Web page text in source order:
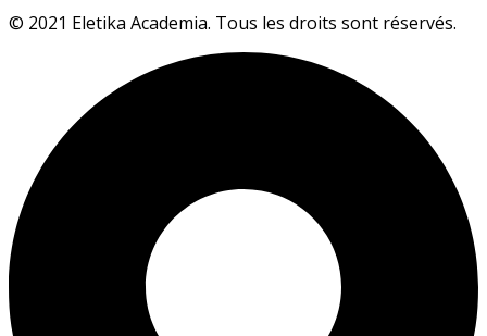
© 2021 Eletika Academia. Tous les droits sont réservés.